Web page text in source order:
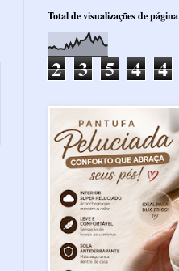
Total de visualizações de página
2 3 5 4 4